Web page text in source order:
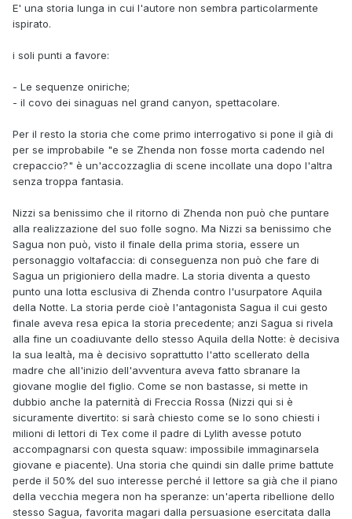
E' una storia lunga in cui l'autore non sembra particolarmente
ispirato.
i soli punti a favore:
- Le sequenze oniriche;
- il covo dei sinaguas nel grand canyon, spettacolare.
Per il resto la storia che come primo interrogativo si pone il già di
per se improbabile "e se Zhenda non fosse morta cadendo nel
crepaccio?" è un'accozzaglia di scene incollate una dopo l'altra
senza troppa fantasia.
Nizzi sa benissimo che il ritorno di Zhenda non può che puntare
alla realizzazione del suo folle sogno. Ma Nizzi sa benissimo che
Sagua non può, visto il finale della prima storia, essere un
personaggio voltafaccia: di conseguenza non può che fare di
Sagua un prigioniero della madre. La storia diventa a questo
punto una lotta esclusiva di Zhenda contro l'usurpatore Aquila
della Notte. La storia perde cioè l'antagonista Sagua il cui gesto
finale aveva resa epica la storia precedente; anzi Sagua si rivela
alla fine un coadiuvante dello stesso Aquila della Notte: è decisiva
la sua lealtà, ma è decisivo soprattutto l'atto scellerato della
madre che all'inizio dell'avventura aveva fatto sbranare la
giovane moglie del figlio. Come se non bastasse, si mette in
dubbio anche la paternità di Freccia Rossa (Nizzi qui si è
sicuramente divertito: si sarà chiesto come se lo sono chiesti i
milioni di lettori di Tex come il padre di Lylith avesse potuto
accompagnarsi con questa squaw: impossibile immaginarsela
giovane e piacente). Una storia che quindi sin dalle prime battute
perde il 50% del suo interesse perché il lettore sa già che il piano
della vecchia megera non ha speranze: un'aperta ribellione dello
stesso Sagua, favorita magari dalla persuasione esercitata dalla